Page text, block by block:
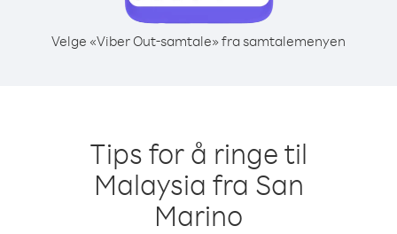
Velge «Viber Out-samtale» fra samtalemenyen
Tips for å ringe til
Malaysia fra San
Marino